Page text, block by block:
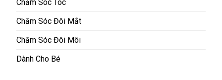
Chăm Sóc Tóc
Chăm Sóc Đôi Mắt
Chăm Sóc Đôi Môi
Dành Cho Bé